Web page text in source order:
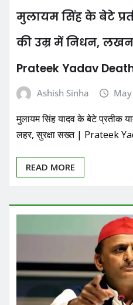
मुलायम सिंह के बेटे
की उम्र में निधन,
Prateek Yadav
Ashish Sinha
मुलायम सिंह यादव के बेटे प्रतीक
लहर, सुरक्षा सख्त | Prateek
READ MORE